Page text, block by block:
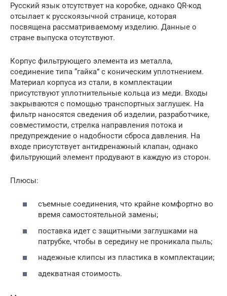
Русский язык отсутствует на коробке, однако QR-код
отсылает к русскоязычной странице, которая
посвящена рассматриваемому изделию. Данные о
стране выпуска отсутствуют.
Корпус фильтрующего элемента из металла,
соединение типа “гайка” с коническим уплотнением.
Материал корпуса из стали, в комплектации
присутствуют уплотнительные кольца из меди. Входы
закрываются с помощью транспортных заглушек. На
фильтр наносятся сведения об изделии, разработчике,
совместимости, стрелка направления потока и
предупреждение о надобности сброса давления. На
входе присутствует антидренажный клапан, однако
фильтрующий элемент продувают в каждую из сторон.
Плюсы:
съемные соединения, что крайне комфортно во
время самостоятельной замены;
поставка идет с защитными заглушками на
патрубке, чтобы в середину не проникала пыль;
надежные клипсы из пластика в комплектации;
адекватная стоимость.